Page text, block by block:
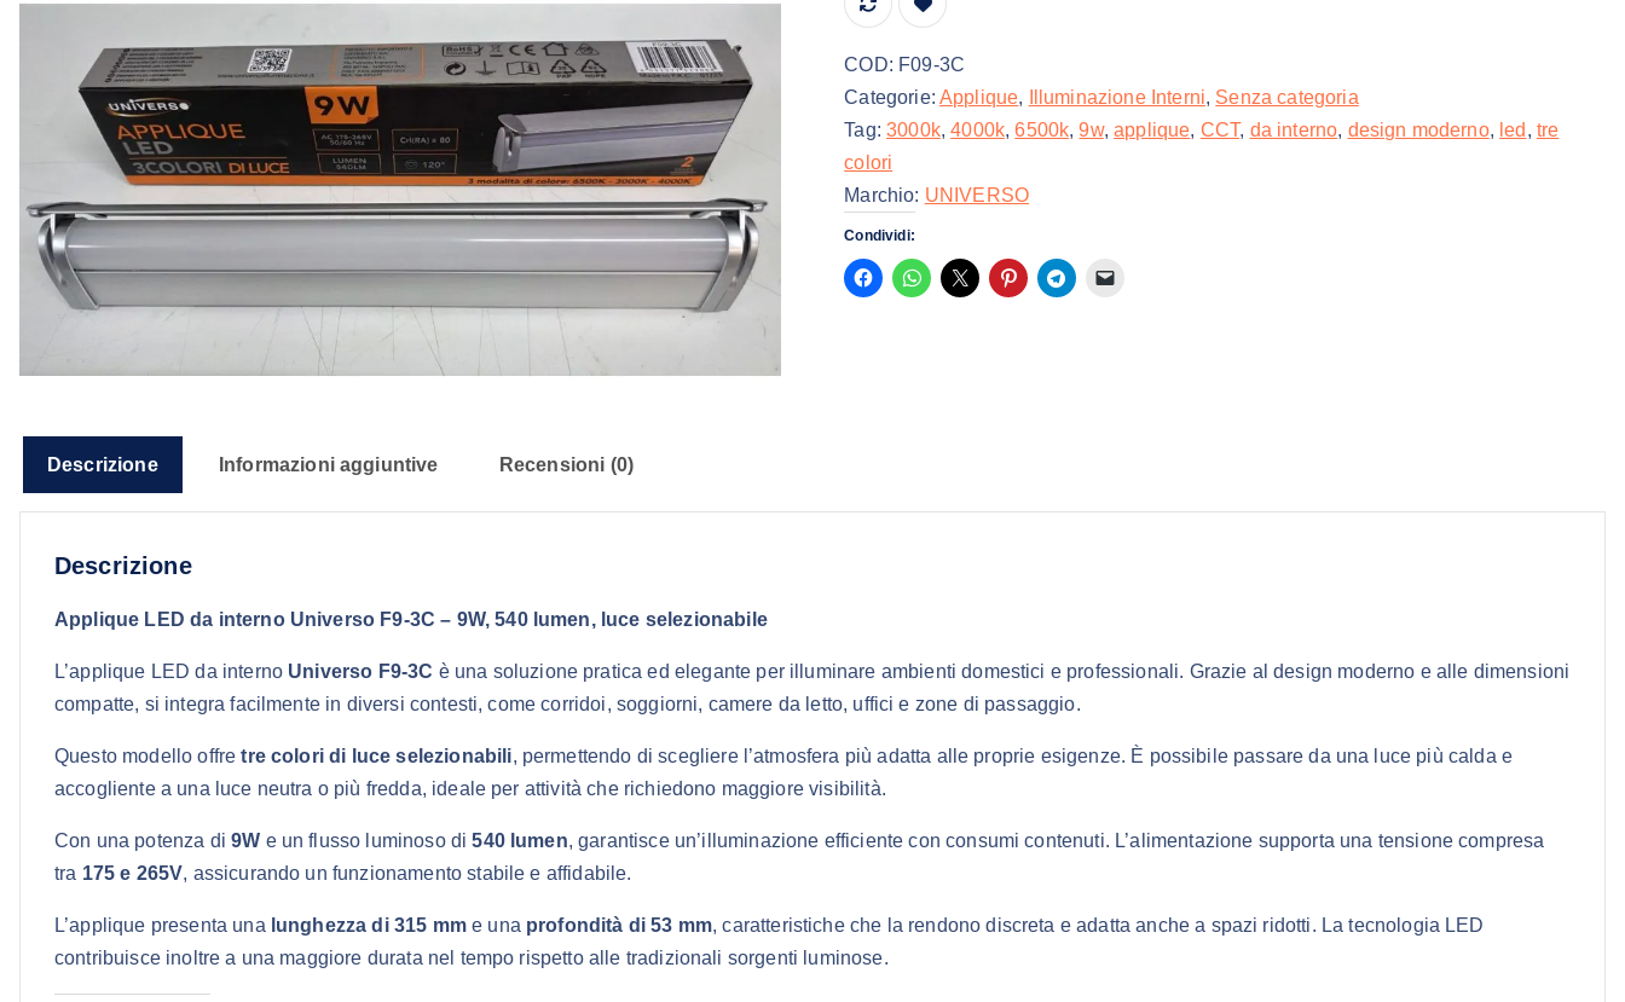
COD: F09-3C
Categorie:Applique, Illuminazione Interni, Senza categoria
Tag:3000k,4000k,6500k,9w,applique, CCT, da interno, design moderno, led , tre
colori
Marchio: UNIVERSO
Condividi:
Descrizione Informazioni aggiuntive Recensioni (0)
Descrizione
Applique LED da interno Universo F9-3C – 9W, 540 lumen, luce selezionabile
L’applique LED da interno Universo F9-3C è una soluzione pratica ed elegante per illuminare ambienti domestici e professionali. Grazie al design moderno e alle dimensioni
compatte, si integra facilmente in diversi contesti, come corridoi, soggiorni, camere da letto, uffici e zone di passaggio.
Questo modello offretre colori di luce selezionabili, permettendo di scegliere l’atmosfera più adatta alle proprie esigenze. È possibile passare da una luce più calda e
accogliente a una luce neutra o più fredda, ideale per attività che richiedono maggiore visibilità.
Con una potenza di9W e un flusso luminoso di540 lumen, garantisce un’illuminazione efficiente con consumi contenuti. L’alimentazione supporta una tensione compresa
tra 175 e 265V, assicurando un funzionamento stabile e affidabile.
L’applique presenta una lunghezza di 315 mme una profondità di 53 mm, caratteristiche che la rendono discreta e adatta anche a spazi ridotti. La tecnologia LED
contribuisce inoltre a una maggiore durata nel tempo rispetto alle tradizionali sorgenti luminose.